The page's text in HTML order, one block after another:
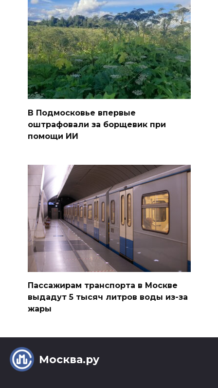
В Подмосковье впервые
оштрафовали за борщевик при
помощи ИИ
Пассажирам транспорта в Москве
выдадут 5 тысяч литров воды из-за
жары
Москва.ру